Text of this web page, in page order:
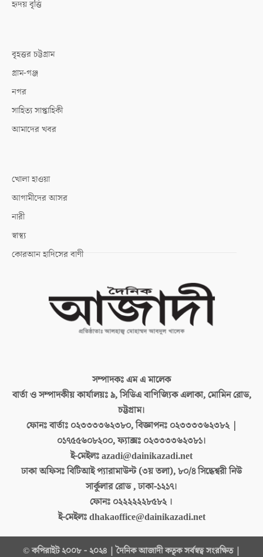
হৃদয় বৃত্তি
বৃহত্তর চট্টগ্রাম
গ্রাম-গঞ্জ
নগর
সাহিত্য সাপ্তাহিকী
আমাদের খবর
খোলা হাওয়া
আগামীদের আসর
নারী
স্বাস্থ্য
কোরআন হাদিসের বাণী
সম্পাদকঃএম এ মালেক
বার্তা ও সম্পাদকীয় কার্যালয়ঃ৯, সিডিএ বাণিজ্যিক এলাকা, মোমিন রোড,
চট্টগ্রাম।
ফোনঃ বার্তাঃ ০২৩৩৩৩৬২৩৮০, বিজ্ঞাপনঃ ০২৩৩৩৩৬২৩৮২ |
০১৭৫৫৬০৮২০০, ফ্যাক্সঃ ০২৩৩৩৩৬২৩৮১।
ই-মেইলঃazadi@dainikazadi.net
ঢাকা অফিসঃবিটিআই প্যারামাউন্ট (৩য় তলা), ৮০/৪ সিদ্ধেশ্বরী নিউ
সার্কুলার রোড , ঢাকা-১২১৭।
ফোনঃ ০২২২২২২৮৫৮২ ।
ই-মেইলঃdhakaoffice@dainikazadi.net
© কপিরাইট ২০০৮ - ২০২৪ | দৈনিক আজাদী কতৃক সর্বস্বত্ব সংরক্ষিত |